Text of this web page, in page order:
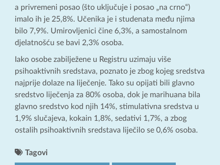
a privremeni posao (što uključuje i posao „na crno“)
imalo ih je 25,8%. Učenika je i studenata među njima
bilo 7,9%. Umirovljenici čine 6,3%, a samostalnom
djelatnošću se bavi 2,3% osoba.
Iako osobe zabilježene u Registru uzimaju više
psihoaktivnih sredstava, poznato je zbog kojeg sredstva
najprije dolaze na liječenje. Tako su opijati bili glavno
sredstvo liječenja za 80% osoba, dok je marihuana bila
glavno sredstvo kod njih 14%, stimulativna sredstva u
1,9% slučajeva, kokain 1,8%, sedativi 1,7%, a zbog
ostalih psihoaktivnih sredstava liječilo se 0,6% osoba.
Tagovi